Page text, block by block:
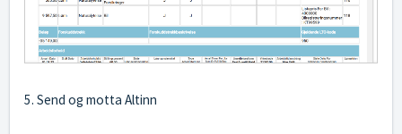
5. Send og motta Altinn